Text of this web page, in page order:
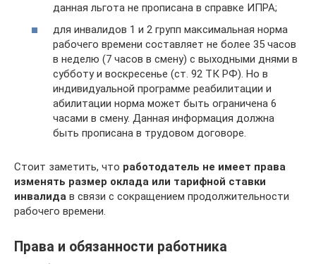
данная льгота не прописана в справке ИПРА;
для инвалидов 1 и 2 групп максимальная норма
рабочего времени составляет не более 35 часов
в неделю (7 часов в смену) с выходными днями в
субботу и воскресенье (ст. 92 ТК РФ). Но в
индивидуальной программе реабилитации и
абилитации норма может быть ограничена 6
часами в смену. Данная информация должна
быть прописана в трудовом договоре.
Стоит заметить, что работодатель не имеет права
изменять размер оклада или тарифной ставки
инвалида в связи с сокращением продолжительности
рабочего времени.
Права и обязанности работника